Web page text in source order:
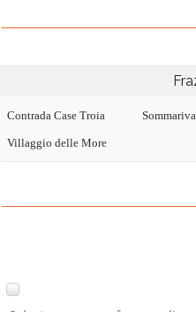
Contrada Case Troia Sommariva
Villaggio delle More